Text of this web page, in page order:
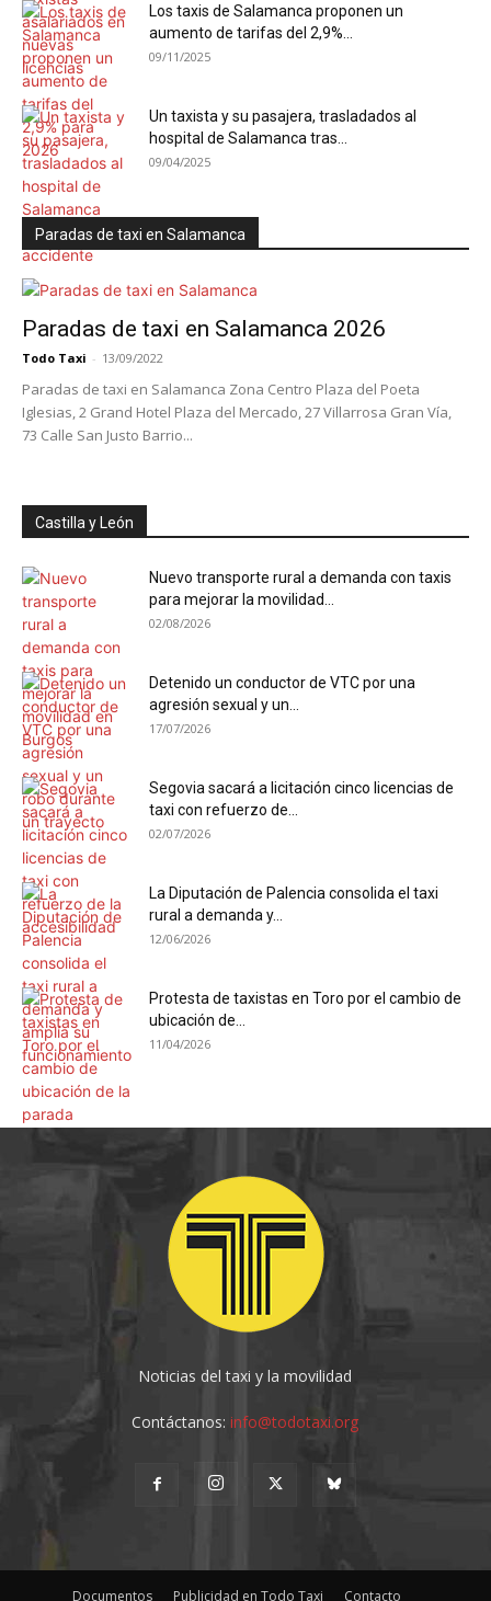
Los taxis de Salamanca proponen un
aumento de tarifas del 2,9%...
09/11/2025
Un taxista y su pasajera, trasladados al
hospital de Salamanca tras...
09/04/2025
Paradas de taxi en Salamanca
Paradas de taxi en Salamanca 2026
Todo Taxi - 13/09/2022
Paradas de taxi en Salamanca Zona Centro Plaza del Poeta
Iglesias, 2 Grand Hotel Plaza del Mercado, 27 Villarrosa Gran Vía,
73 Calle San Justo Barrio...
Castilla y León
Nuevo transporte rural a demanda con taxis
para mejorar la movilidad...
02/08/2026
Detenido un conductor de VTC por una
agresión sexual y un...
17/07/2026
Segovia sacará a licitación cinco licencias de
taxi con refuerzo de...
02/07/2026
La Diputación de Palencia consolida el taxi
rural a demanda y...
12/06/2026
Protesta de taxistas en Toro por el cambio de
ubicación de...
11/04/2026
Noticias del taxi y la movilidad
Contáctanos:info@todotaxi.org
Documentos Publicidad en Todo Taxi Contacto